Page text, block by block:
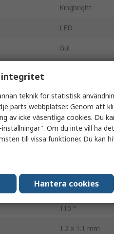
Kingbright
LED
Gul
Yta
Tejp och rulle
2
110 °
1.2 x 1.1 mm
integritet
teknik för statistisk
parts webbplatser. Genom att
av icke väsentliga cookies. Du
Om du inte vill ha
till vissa funktioner. Du kan
Hantera cookies